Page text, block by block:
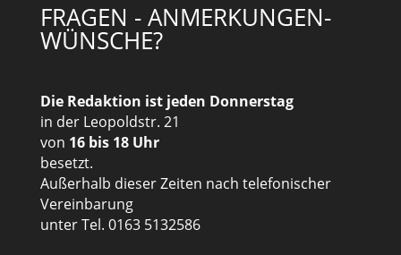
FRAGEN - ANMERKUNGEN-
WÜNSCHE?
Die Redaktion ist jeden Donnerstag
in der Leopoldstr. 21
von 16 bis 18 Uhr
besetzt.
Außerhalb dieser Zeiten nach telefonischer
Vereinbarung
unter Tel. 0163 5132586